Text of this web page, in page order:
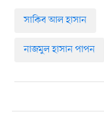
সাকিব আল হাসান
নাজমুল হাসান পাপন